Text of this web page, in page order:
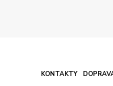
KONTAKTY